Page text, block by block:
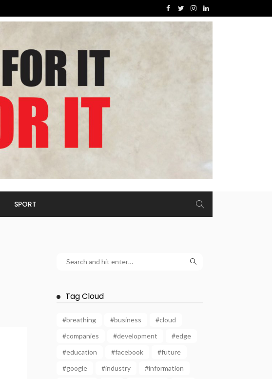
SPORT
Tag Cloud
#breathing #business
#cloud
#companies
#development
#edge
#education
#facebook
#future
#google
#industry
#information